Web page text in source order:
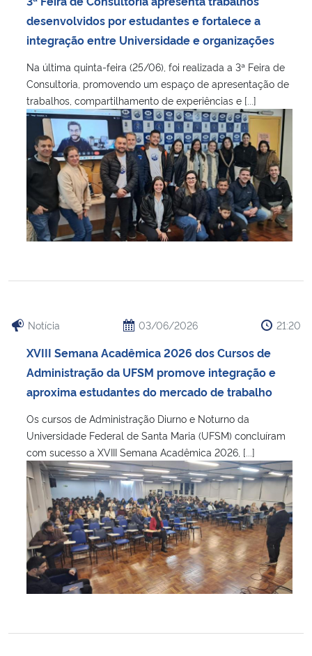
Ministério da Saúde
Ministério de Minas e Energia
Ministério da Ciência, Tecnologia, Inovações e Comunicações
Ministério do Meio Ambiente
Ministério do Turismo
Ministério do Desenvolvimento Regional
Secretaria de Governo
Gabinete de Segurança Institucional
Advocacia-Geral da União
Banco Central do Brasil
Planalto
desenvolvidos por estudantes e fortalece a
integração entre Universidade e organizações
Na última quinta-feira (25/06), foi realizada a 3ª Feira de
Consultoria, promovendo um espaço de apresentação de
trabalhos, compartilhamento de experiências e [...]
Notícia 03/06/2026 21:20
XVIII Semana Acadêmica 2026 dos Cursos de
Administração da UFSM promove integração e
aproxima estudantes do mercado de trabalho
Os cursos de Administração Diurno e Noturno da
Universidade Federal de Santa Maria (UFSM) concluíram
com sucesso a XVIII Semana Acadêmica 2026, [...]